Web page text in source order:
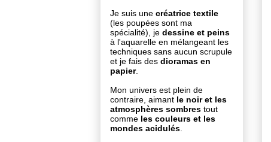
Je suis une créatrice textile
(les poupées sont ma
spécialité), je dessine et peins
à l'aquarelle en mélangeant les
techniques sans aucun scrupule
et je fais des dioramas en
papier.
Mon univers est plein de
contraire, aimant le noir et les
atmosphères sombres tout
comme les couleurs et les
mondes acidulés